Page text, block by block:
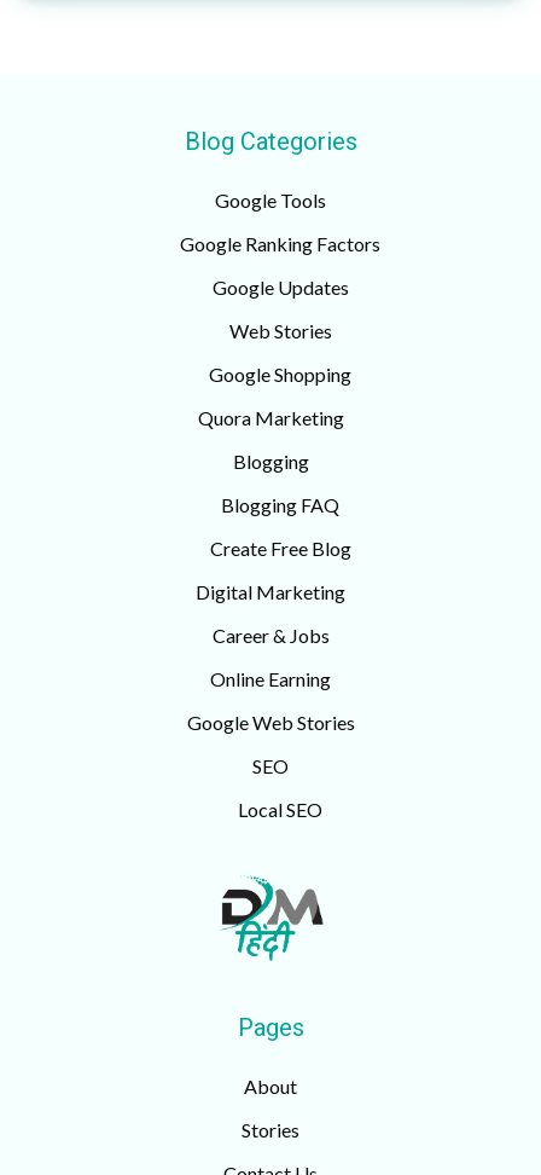
Blog Categories
Google Tools
Google Ranking Factors
Google Updates
Web Stories
Google Shopping
Quora Marketing
Blogging
Blogging FAQ
Create Free Blog
Digital Marketing
Career & Jobs
Online Earning
Google Web Stories
SEO
Local SEO
Pages
About
Stories